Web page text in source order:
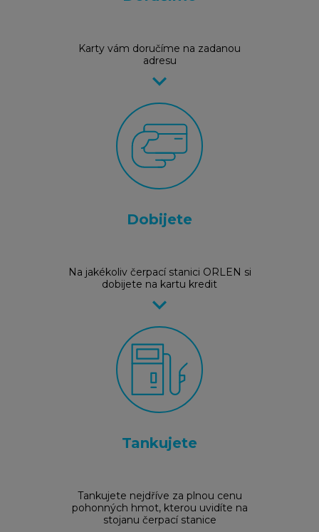
Karty vám doručíme na zadanou
adresu
keyboard_arrow_right
Dobijete
Na jakékoliv čerpací stanici ORLEN si
dobijete na kartu kredit
keyboard_arrow_right
Tankujete
Tankujete nejdříve za plnou cenu
pohonných hmot, kterou uvidíte na
stojanu čerpací stanice